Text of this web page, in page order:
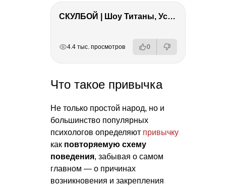
СКУЛБОЙ | Шоу Титаны, Усейн Болт, Ларрат, Зашквар!
4.4 тыс. просмотров 0
Что такое привычка
Не только простой народ, но и
большинство популярных
психологов определяют привычку
как повторяемую схему
поведения, забывая о самом
главном — о причинах
возникновения и закрепления